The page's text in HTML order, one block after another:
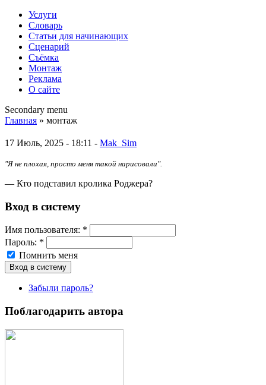
Услуги
Словарь
Статьи для начинающих
Сценарий
Съёмка
Монтаж
Реклама
О сайте
Secondary menu
Главная » монтаж
17 Июль, 2025 - 18:11 - Mak_Sim
"Я не плохая, просто меня такой нарисовали".
— Кто подставил кролика Роджера?
Вход в систему
Имя пoльзовaтeля: *
Пароль: *
Помнить меня
Забыли пароль?
Поблагодарить автора